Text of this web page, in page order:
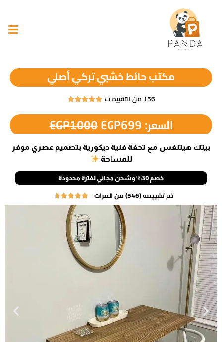
مكتب حائط خشبي تركي أصلي
156 من التقييمات 




السعر: EGP1000 EGP699
بيتك هيتنفس مع تحفة فنية ديكورية بتصميم عصري موفر
للمساحة
خصم 30% وشحن مجاني لفترة محدودة
تم تقييمه (546) من المرات 



